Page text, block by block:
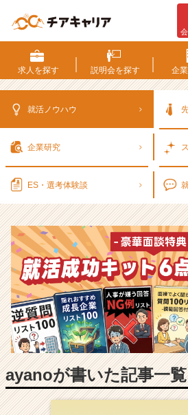
考
対
策・
ウ
ベ
ン
チ
ャ
ー・
成
長
企
業
か
ら
ス
カ
求人を探す 説明会を探す 企
就活ノウハウ
企業研究
ES・選考体験談
ayanoが書いた記事一覧